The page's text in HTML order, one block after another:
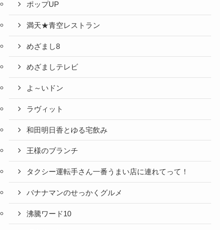
ポップUP
満天★青空レストラン
めざまし8
めざましテレビ
よ～いドン
ラヴィット
和田明日香とゆる宅飲み
王様のブランチ
タクシー運転手さん一番うまい店に連れてって！
バナナマンのせっかくグルメ
沸騰ワード10